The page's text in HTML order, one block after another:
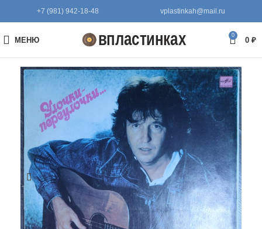
+7 (981) 942-18-48 vplastinkah@mail.ru
МЕНЮ
0
0 ₽